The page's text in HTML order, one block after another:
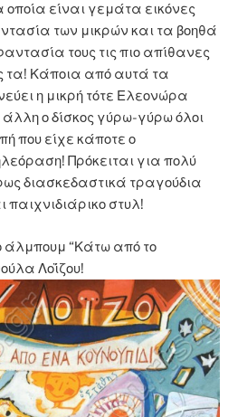
είναι γεμάτα εικόνες
των μικρών και τα βοηθά
τους τις πιο απίθανες
τα! Κάποια από αυτά τα
η μικρή τότε Ελεονώρα
ο δίσκος γύρω-γύρω όλοι
που είχε κάποτε ο
Πρόκειται για πολύ
διασκεδαστικά τραγούδια
παιχνιδιάρικο στυλ!
άλμπουμ “Κάτω από το
Λοΐζου!